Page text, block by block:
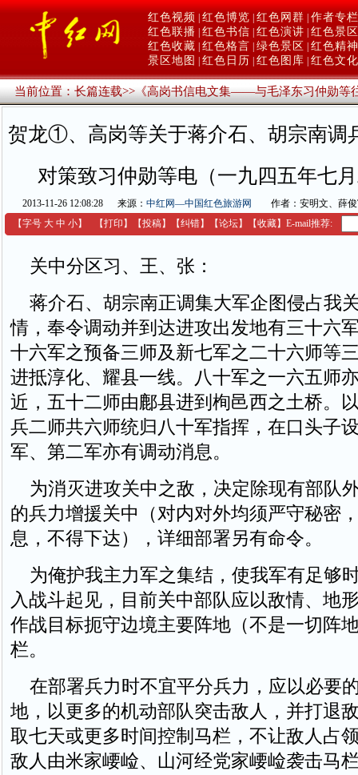
红色视频 红色博览 红色网群 作者专栏
红色联播 红色书信 红色演讲 红色景区
红色收藏 红色格言 绿色景区
红色精神
景区地图
红色日历 红色图库 红色文化
当前位置：长篇连载>>《高岗书信电文集——与毛泽东习仲勋等
贺龙①、高岗等关于蒋介石、胡宗南调
对策致习仲勋等电（一九四五年七
2013-11-26 12:08:28 来源： 中红网—中国红色旅游网
作者：安明文、薛
【字号 大 中 小】 【打印 】 【投稿】 【纠错】 【论坛】 【收藏】 E-mail推荐:
关中分区习、王、张：
蒋介石、胡宗南正调集大军企图侵占我
情，奉令调动并到达进攻出发地有三十六
十六军之预备三师及新七军之二十六师等
进抵淳化、耀县一线。八十军之一六五师
近，五十二师由鄜县进到栒邑西之土桥。
兵二师共六师统归八十军指挥，在口头子
军、第二军亦有调动消息。
为消灭进攻关中之敌，决定除现有部队
的兵力增援关中（对内对外均须严守秘密
息，不得下达），详细部署另有命令。
为俺护我主力军之集结，使我军有足够
入战斗起见，目前关中部队应以敌情、地
作战目标扼守边境主要阵地（不是一切阵
栏。
在部署兵力时不宜平分兵力，应以必要
地，以更多的机动部队突击敌人，并打退
取七天或更多时间控制马栏，不让敌人占
敌人由米家崾崄、山河经党家崾崄袭击马